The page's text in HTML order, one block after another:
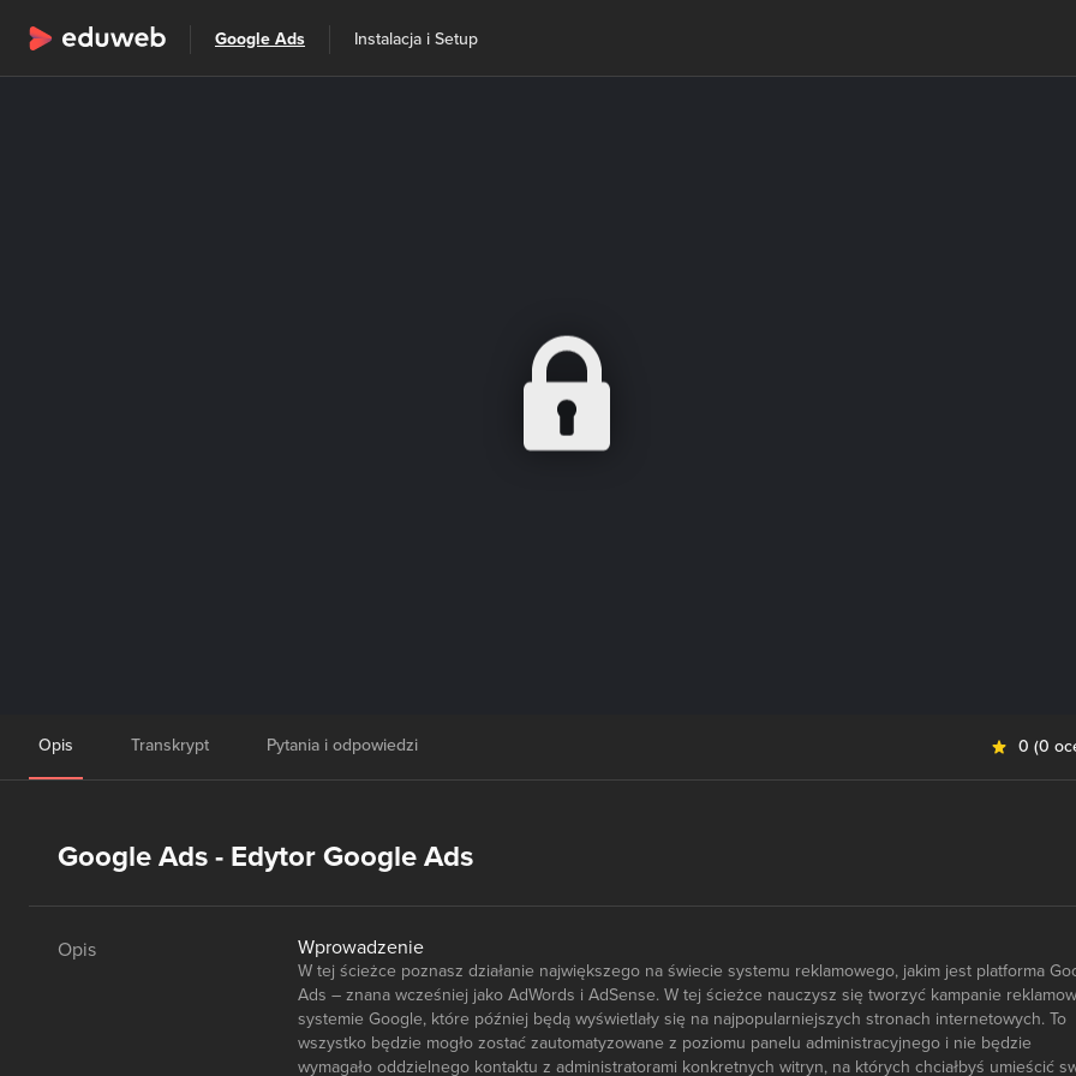
Wszystkie kategorie Szkolenia
Google Ads Instalacja i Setup
Opis Transkrypt Pytania i odpowiedzi 0 (0
Google Ads - Edytor Google Ads
Opis Wprowadzenie
W tej ścieżce poznasz działanie największego na świecie systemu reklamowego, jakim jest platforma
Ads – znana wcześniej jako AdWords i AdSense. W tej ścieżce nauczysz się tworzyć kampanie
systemie Google, które później będą wyświetlały się na najpopularniejszych stronach internetowych. To
wszystko będzie mogło zostać zautomatyzowane z poziomu panelu administracyjnego i nie będzie
wymagało oddzielnego kontaktu z administratorami konkretnych witryn, na których chciałbyś umieścić